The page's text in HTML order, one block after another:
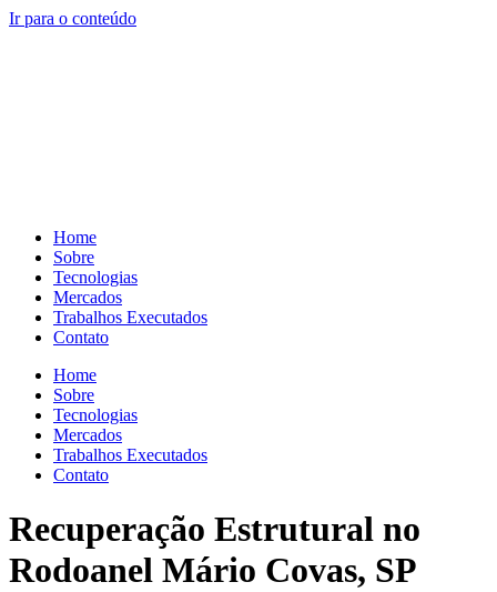
Ir para o conteúdo
Home
Sobre
Tecnologias
Mercados
Trabalhos Executados
Contato
Home
Sobre
Tecnologias
Mercados
Trabalhos Executados
Contato
Recuperação Estrutural no
Rodoanel Mário Covas, SP